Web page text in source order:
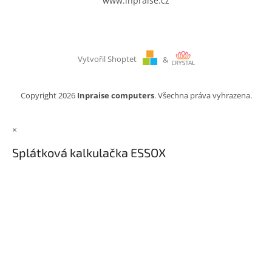
Vytvořil Shoptet &
Copyright 2026 Inpraise computers. Všechna práva vyhrazena.
×
Splátková kalkulačka ESSOX